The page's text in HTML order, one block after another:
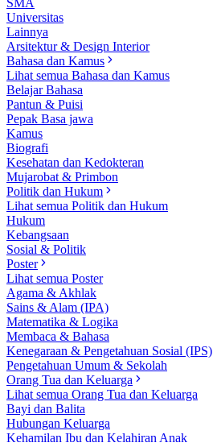
SMA
Universitas
Lainnya
Arsitektur & Design Interior
Bahasa dan Kamus
Lihat semua Bahasa dan Kamus
Belajar Bahasa
Pantun & Puisi
Pepak Basa jawa
Kamus
Biografi
Kesehatan dan Kedokteran
Mujarobat & Primbon
Politik dan Hukum
Lihat semua Politik dan Hukum
Hukum
Kebangsaan
Sosial & Politik
Poster
Lihat semua Poster
Agama & Akhlak
Sains & Alam (IPA)
Matematika & Logika
Membaca & Bahasa
Kenegaraan & Pengetahuan Sosial (IPS)
Pengetahuan Umum & Sekolah
Orang Tua dan Keluarga
Lihat semua Orang Tua dan Keluarga
Bayi dan Balita
Hubungan Keluarga
Kehamilan Ibu dan Kelahiran Anak